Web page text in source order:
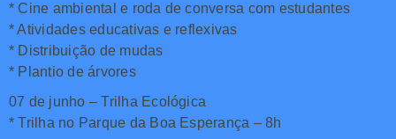
* Cine ambiental e roda de conversa com estudantes
* Atividades educativas e reflexivas
* Distribuição de mudas
* Plantio de árvores
07 de junho – Trilha Ecológica
* Trilha no Parque da Boa Esperança – 8h